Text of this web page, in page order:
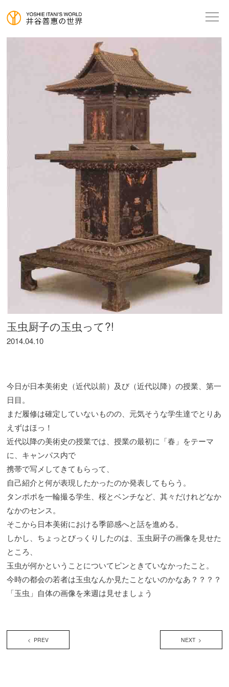
玉虫厨子の玉虫って?!
2014.04.10
今日が日本美術史（近代以前）及び（近代以降）の授業、第一
日目。
まだ履修は確定していないものの、元気そうな学生達でとりあ
えずはほっ！
近代以降の美術史の授業では、授業の最初に「春」をテーマ
に、キャンパス内で
携帯で写メしてきてもらって、
自己紹介と何が表現したかったのか発表してもらう。
タンポポを一輪撮る学生、桜とベンチなど、其々だけれどなか
なかのセンス。
そこから日本美術における季節感へと話を進める。
しかし、ちょっとびっくりしたのは、玉虫厨子の画像を見せた
ところ、
玉虫が何かということについてピンときていなかったこと。
今時の都会の若者は玉虫なんか見たことないのかなあ？？？？
「玉虫」自体の画像を来週は見せましょう
< PREV NEXT >